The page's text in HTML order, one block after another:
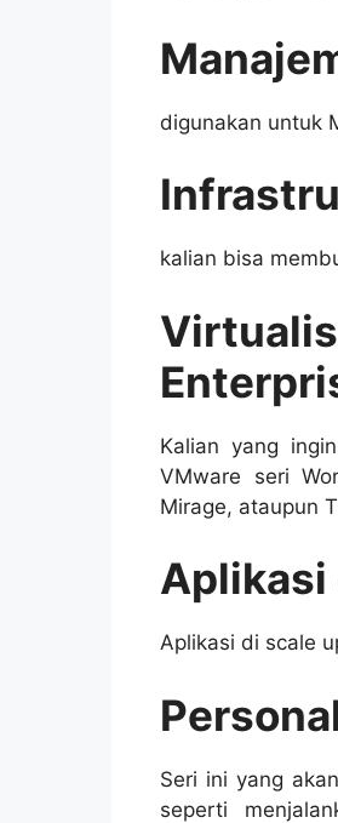
digunakan untuk
kalian bisa
Kalian yang
VMware seri
Mirage, ataupun
Aplikasi
Aplikasi di scale
Seri ini yang
seperti